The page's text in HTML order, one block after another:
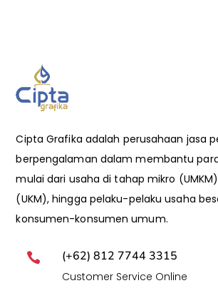
Cipta Grafika adalah perusahaan jasa
berpengalaman dalam membantu
mulai dari usaha di tahap mikro
(UKM), hingga pelaku-pelaku usaha
konsumen-konsumen umum.
 (+62) 812 7744 3315
Customer Service Online